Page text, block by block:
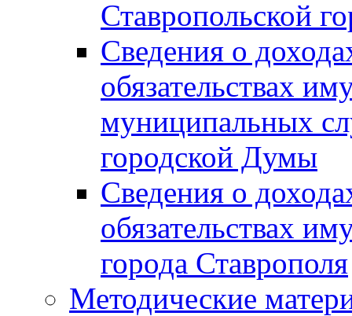
Ставропольской
Сведения о
обязательствах
муниципальных
городской Думы
Сведения о
обязательствах
города Ставрополя
Методические